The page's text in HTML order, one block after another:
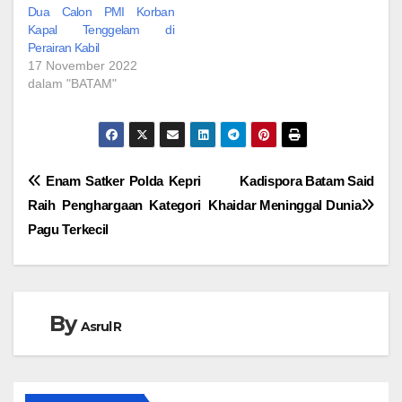
Dua Calon PMI Korban
Kapal Tenggelam di
Perairan Kabil
17 November 2022
dalam "BATAM"
Navigasi
pos
Kadispora Batam Said
Khaidar Meninggal Dunia
Enam Satker Polda Kepri
Raih Penghargaan Kategori
Pagu Terkecil
ByAsrul R